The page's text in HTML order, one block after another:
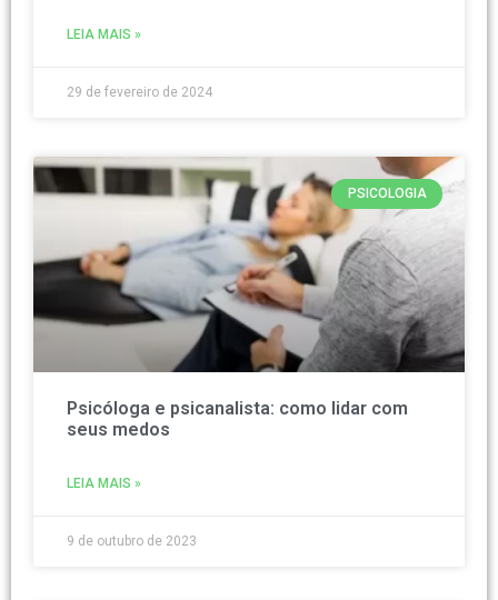
LEIA MAIS »
29 de fevereiro de 2024
PSICOLOGIA
Psicóloga e psicanalista: como lidar com
seus medos
LEIA MAIS »
9 de outubro de 2023